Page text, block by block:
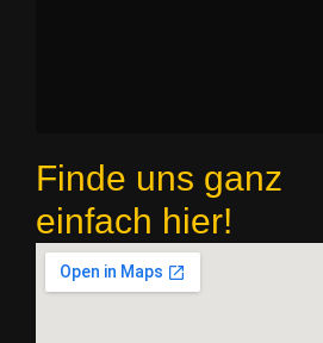
Finde uns ganz
einfach hier!